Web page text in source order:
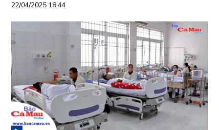
22/04/2025 18:44